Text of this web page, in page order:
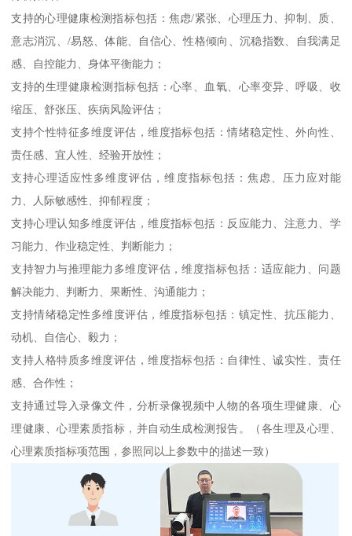
支持的心理健康检测指标包括：焦虑/紧张、心理压力、抑制、质、
意志消沉、/易怒、体能、自信心、性格倾向、沉稳指数、自我满足
感、自控能力、身体平衡能力；
支持的生理健康检测指标包括：心率、血氧、心率变异、呼吸、收
缩压、舒张压、疾病风险评估；
支持个性特征多维度评估，维度指标包括：情绪稳定性、外向性、
责任感、宜人性、经验开放性；
支持心理适应性多维度评估，维度指标包括：焦虑、压力应对能
力、人际敏感性、抑郁程度；
支持心理认知多维度评估，维度指标包括：反应能力、注意力、学
习能力、作业稳定性、判断能力；
支持智力与推理能力多维度评估，维度指标包括：适应能力、问题
解决能力、判断力、果断性、沟通能力；
支持情绪稳定性多维度评估，维度指标包括：镇定性、抗压能力、
动机、自信心、毅力；
支持人格特质多维度评估，维度指标包括：自律性、诚实性、责任
感、合作性；
支持通过导入录像文件，分析录像视频中人物的各项生理健康、心
理健康、心理素质指标，并自动生成检测报告。（各生理及心理、
心理素质指标项范围，参照同以上参数中的描述一致）